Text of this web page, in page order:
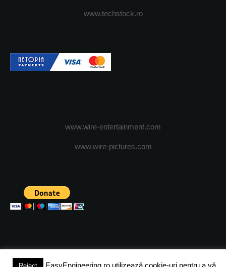
www.techstock.ro
www.wire-entertainment.com
www.wire-pictures.com
EasyEngineering.ro utilizează cookie-uri pentru a vă